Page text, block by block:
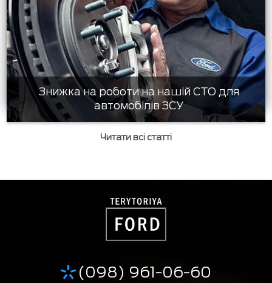
Знижка на роботи на нашій СТО для
автомобілів ЗСУ
Читати всі статті
(098) 961-06-60